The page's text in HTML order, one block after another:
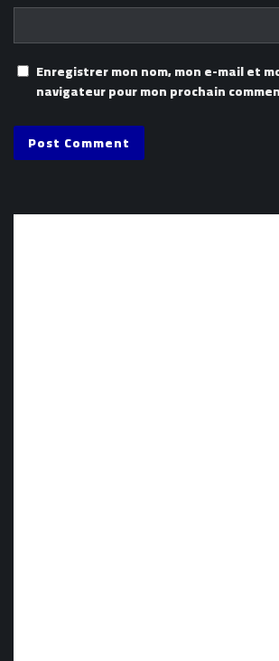
Enregistrer mon nom, mon e-mail et
navigateur pour mon prochain